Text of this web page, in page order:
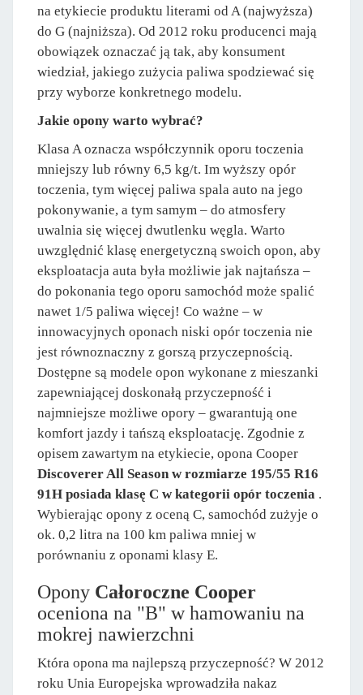
na etykiecie produktu literami od A (najwyższa)
do G (najniższa). Od 2012 roku producenci mają
obowiązek oznaczać ją tak, aby konsument
wiedział, jakiego zużycia paliwa spodziewać się
przy wyborze konkretnego modelu.
Jakie opony warto wybrać?
Klasa A oznacza współczynnik oporu toczenia
mniejszy lub równy 6,5 kg/t. Im wyższy opór
toczenia, tym więcej paliwa spala auto na jego
pokonywanie, a tym samym – do atmosfery
uwalnia się więcej dwutlenku węgla. Warto
uwzględnić klasę energetyczną swoich opon, aby
eksploatacja auta była możliwie jak najtańsza –
do pokonania tego oporu samochód może spalić
nawet 1/5 paliwa więcej! Co ważne – w
innowacyjnych oponach niski opór toczenia nie
jest równoznaczny z gorszą przyczepnością.
Dostępne są modele opon wykonane z mieszanki
zapewniającej doskonałą przyczepność i
najmniejsze możliwe opory – gwarantują one
komfort jazdy i tańszą eksploatację. Zgodnie z
opisem zawartym na etykiecie, opona Cooper
Discoverer All Season w rozmiarze 195/55 R16
91H posiada klasę C w kategorii opór toczenia .
Wybierając opony z oceną C, samochód zużyje o
ok. 0,2 litra na 100 km paliwa mniej w
porównaniu z oponami klasy E.
Opony Całoroczne Cooper
oceniona na "B" w hamowaniu na
mokrej nawierzchni
Która opona ma najlepszą przyczepność? W 2012
roku Unia Europejska wprowadziła nakaz